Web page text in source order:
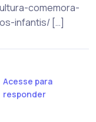
comemora-
infantis/ […]
Acesse para
responder